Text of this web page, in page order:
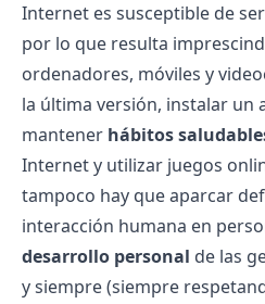
Internet es susceptible de
por lo que resulta
ordenadores, móviles y
la última versión, instalar un
mantener hábitos
Internet y utilizar juegos
tampoco hay que aparcar
interacción humana en
desarrollo personal de las
y siempre (siempre